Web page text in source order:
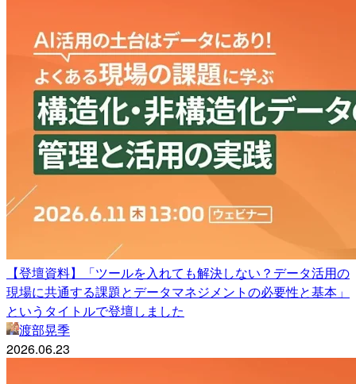
【登壇資料】「ツールを入れても解決しない？データ活用の
現場に共通する課題とデータマネジメントの必要性と基本」
というタイトルで登壇しました
渡部晃季
2026.06.23